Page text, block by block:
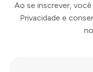
Ao se inscrever,
Privacidade e